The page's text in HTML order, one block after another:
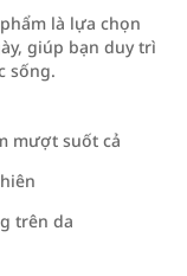
là lựa chọn
giúp bạn duy trì
sống.
mượt suốt cả
trên da